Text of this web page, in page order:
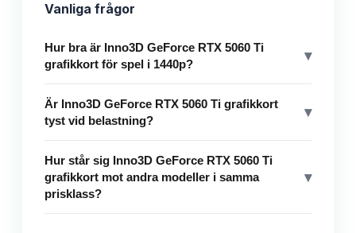
Vanliga frågor
Hur bra är Inno3D GeForce RTX 5060 Ti
grafikkort för spel i 1440p?
▾
Är Inno3D GeForce RTX 5060 Ti grafikkort
tyst vid belastning?
▾
Hur står sig Inno3D GeForce RTX 5060 Ti
grafikkort mot andra modeller i samma
prisklass?
▾